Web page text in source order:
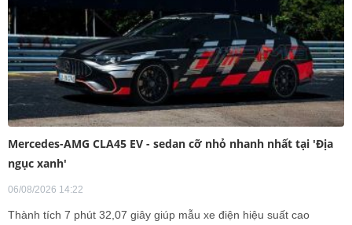
Mercedes-AMG CLA45 EV - sedan cỡ nhỏ nhanh nhất tại 'Địa
ngục xanh'
06/08/2026 14:22
Thành tích 7 phút 32,07 giây giúp mẫu xe điện hiệu suất cao